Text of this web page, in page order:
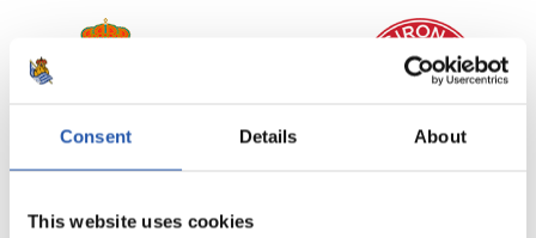
Consent Details About
This website uses cookies